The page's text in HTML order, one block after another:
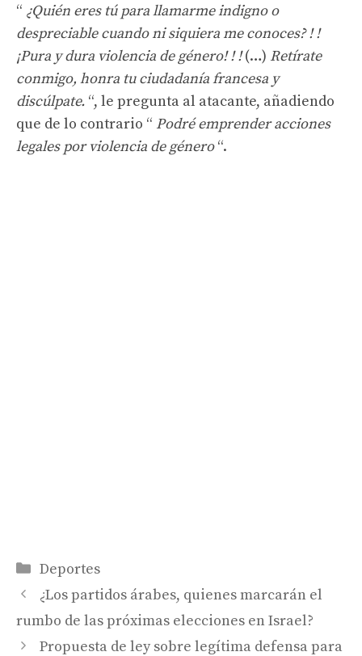
“ ¿Quién eres tú para llamarme indigno o
despreciable cuando ni siquiera me conoces? ! !
¡Pura y dura violencia de género! ! !(…) Retírate
conmigo, honra tu ciudadanía francesa y
discúlpate. “, le pregunta al atacante, añadiendo
que de lo contrario “ Podré emprender acciones
legales por violencia de género“.
Categorías
Deportes
¿Los partidos árabes, quienes marcarán el
rumbo de las próximas elecciones en Israel?
Propuesta de ley sobre legítima defensa para